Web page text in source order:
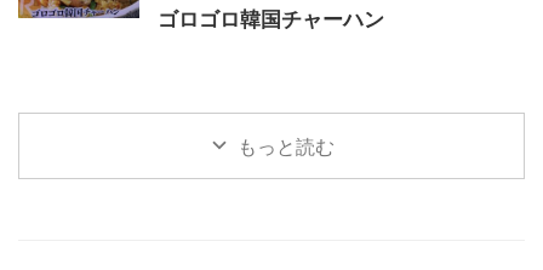
ゴロゴロ韓国チャーハン
もっと読む